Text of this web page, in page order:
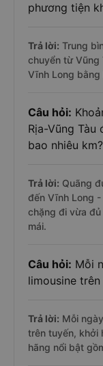
phương tiện
Trả lời: Trung
chuyển từ Vũng
Vĩnh Long bằng
Câu hỏi:
Rịa-Vũng
bao nhiêu km?
Trả lời: Quãng
đến Vĩnh Long
chặng đi vừa
mái.
Câu hỏi: Mỗi
limousine
Trả lời: Mỗi
trên tuyến, khởi
hãng nổi bật